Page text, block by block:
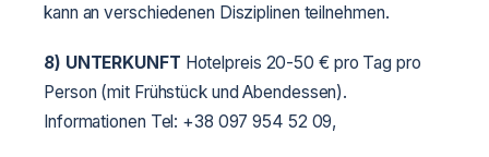
kann an verschiedenen Disziplinen teilnehmen.
8) UNTERKUNFT Hotelpreis 20-50 € pro Tag pro
Person (mit Frühstück und Abendessen).
Informationen Tel: +38 097 954 52 09,